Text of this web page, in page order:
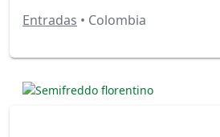
Entradas • Colombia